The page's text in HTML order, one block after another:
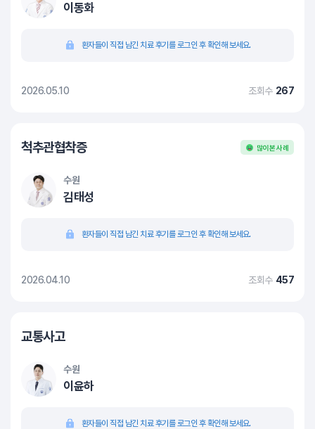
이동화
환자들이 직접 남긴 치료 후기를 로그인 후 확인해 보세요.
2026.05.10 조회수 267
척추관협착증 많이 본 사례
수원
김태성
환자들이 직접 남긴 치료 후기를 로그인 후 확인해 보세요.
2026.04.10 조회수 457
교통사고
수원
이윤하
환자들이 직접 남긴 치료 후기를 로그인 후 확인해 보세요.